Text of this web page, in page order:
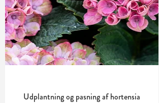
Udplantning og pasning af hortensia